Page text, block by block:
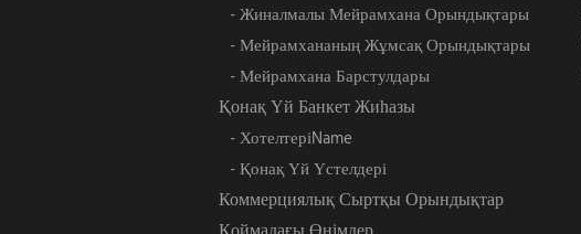
- Жиналмалы Мейрамхана Орындықтары
- Мейрамхананың Жұмсақ Орындықтары
- Мейрамхана Барстулдары
Қонақ Үй Банкет Жиһазы
- ХотелтеріName
- Қонақ Үй Үстелдері
Коммерциялық Сыртқы Орындықтар